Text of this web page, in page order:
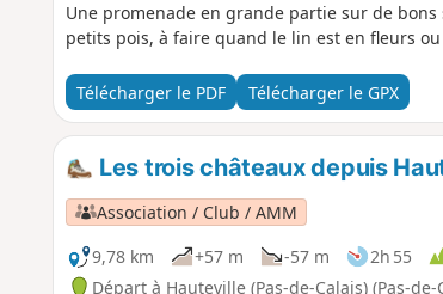
Une promenade en grande partie sur de
petits pois, à faire quand le lin est en fleurs
Télécharger le PDF Télécharger le GPX
Les trois châteaux depuis
Association / Club / AMM
9,78 km
+57 m -57 m 2h 55
Départ à Hauteville (Pas-de-Calais) (Pas-de-